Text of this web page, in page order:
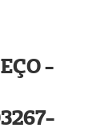
-